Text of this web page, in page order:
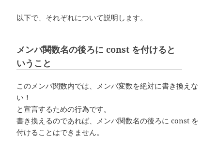
以下で、それぞれについて説明します。
メンバ関数名の後ろに const を付けると
いうこと
このメンバ関数内では、メンバ変数を絶対に書き換えな
い！
と宣言するための行為です。
書き換えるのであれば、メンバ関数名の後ろに const を
付けることはできません。